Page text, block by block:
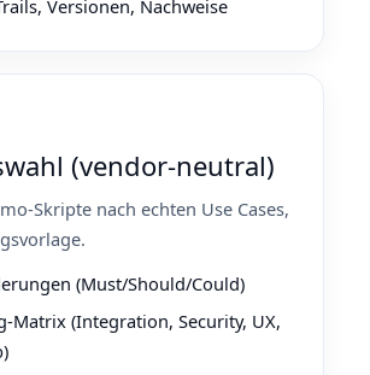
Versionen, Nachweise
(vendor‑neutral)
nach echten Use Cases,
(Must/Should/Could)
(Integration, Security, UX,